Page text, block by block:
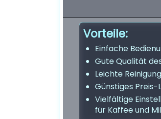
Vorteile:
Einfache
Gute Qualität
Leichte Reinigung
Günstiges
Vielfältige
für Kaffee und